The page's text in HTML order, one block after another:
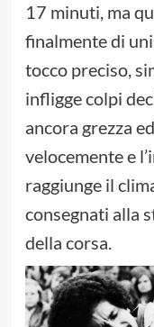
17 minuti, ma
finalmente di
tocco preciso,
infligge colpi
ancora grezza
velocemente e
raggiunge il
consegnati alla
della corsa.